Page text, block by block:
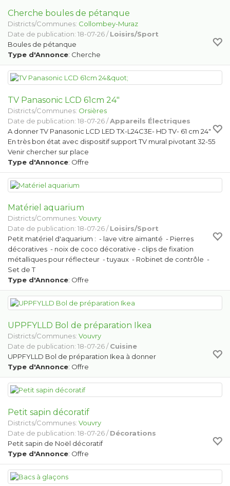
Cherche boules de pétanque
Districts/Communes: Collombey-Muraz
Date de publication: 18-07-26 /Loisirs/Sport
Boules de pétanque
Type d'Annonce: Cherche
TV Panasonic LCD 61cm 24"
Districts/Communes: Orsières
Date de publication: 18-07-26 /Appareils Électriques
A donner TV Panasonic LCD LED TX-L24C3E- HD TV- 61 cm 24"
En très bon état avec dispositif support TV mural pivotant 32-55
Venir chercher sur place
Type d'Annonce: Offre
Matériel aquarium
Districts/Communes: Vouvry
Date de publication: 18-07-26 /Loisirs/Sport
Petit matériel d'aquarium : - lave vitre aimanté - Pierres
décoratives - noix de coco décorative - clips de fixation
métalliques pour réflecteur - tuyaux - Robinet de contrôle -
Set de T
Type d'Annonce: Offre
UPPFYLLD Bol de préparation Ikea
Districts/Communes: Vouvry
Date de publication: 18-07-26 /Cuisine
UPPFYLLD Bol de préparation Ikea à donner
Type d'Annonce: Offre
Petit sapin décoratif
Districts/Communes: Vouvry
Date de publication: 18-07-26 /Décorations
Petit sapin de Noël décoratif
Type d'Annonce: Offre